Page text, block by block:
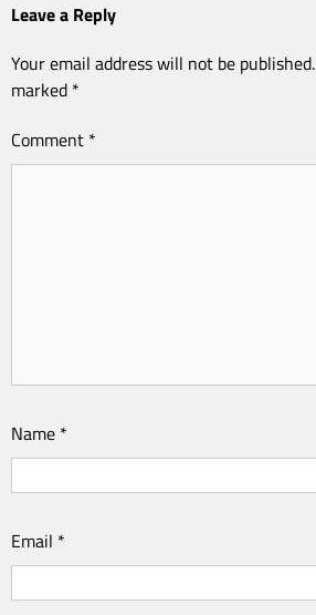
Leave a Reply
Your email address will not be published.
marked *
Comment *
Name *
Email *